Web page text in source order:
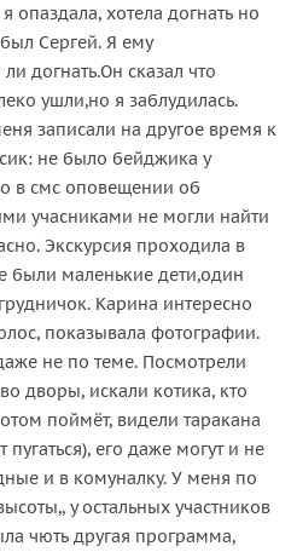
опаздала, хотела догнать но
Сергей. Я ему
догнать.Он сказал что
ушли,но я заблудилась.
записали на другое время к
не было бейджика у
в смс оповещении об
учасниками не могли найти
Экскурсия проходила в
были маленькие дети,один
Карина интересно
показывала фотографии.
не по теме. Посмотрели
дворы, искали котика, кто
поймëт, видели таракана
его даже могут и не
и в комуналку. У меня по
у остальных участников
чють другая программа,